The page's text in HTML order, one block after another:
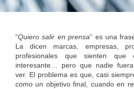
“Quiero salir en prensa” es una
La dicen marcas, empresas,
profesionales que sienten que
interesante… pero que nadie
ver. El problema es que, casi
como un objetivo final, cuando en